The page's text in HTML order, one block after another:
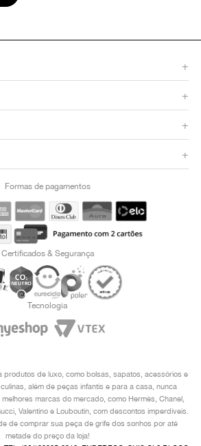
+
+
+
+
Formas de pagamentos
Certificados & Segurança
Tecnologia
produtos de luxo, como bolsas, sapatos, acessórios e
além de peças infantis e para a casa, nunca
marcas do mercado, como Hermès, Chanel,
Valentino e Louboutin, com descontos imperdíveis.
de comprar sua peça de grife dos sonhos por até
metade do preço da loja!